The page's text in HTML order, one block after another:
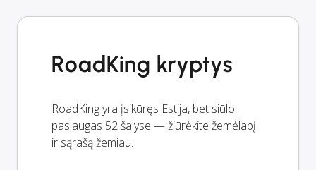
RoadKing kryptys
RoadKing yra įsikūręs Estija, bet siūlo
paslaugas 52 šalyse — žiūrėkite žemėlapį
ir sąrašą žemiau.